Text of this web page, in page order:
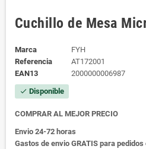
Cuchillo de Mesa
Marca
FYH
Referencia
AT172001
EAN13
2000000006987
check Disponible
COMPRAR AL MEJOR PRECIO
Envio 24-72 horas
Gastos de envio GRATIS para